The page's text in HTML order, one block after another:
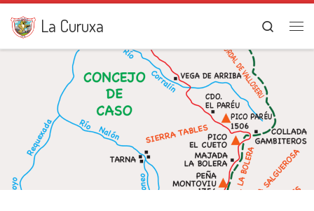
Saltar al contenido
La Curuxa
Search